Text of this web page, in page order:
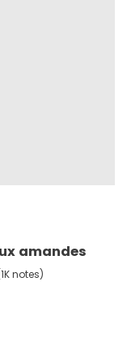
amandes
notes)